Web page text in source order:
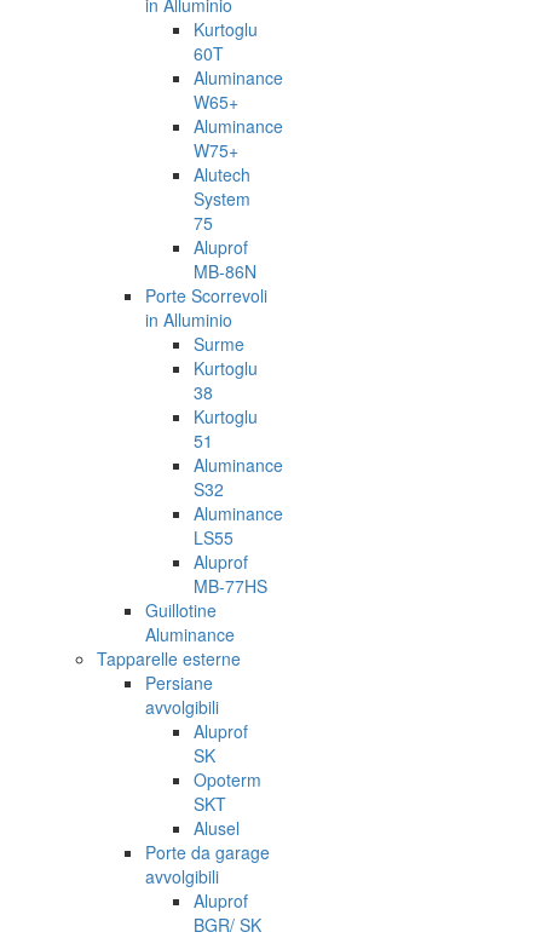
Kurtoglu
60T
Aluminance
W65+
Aluminance
W75+
Alutech
System
75
Aluprof
MB-86N
Porte Scorrevoli
in Alluminio
Surme
Kurtoglu
38
Kurtoglu
51
Aluminance
S32
Aluminance
LS55
Aluprof
MB-77HS
Guillotine
Aluminance
Tapparelle esterne
Persiane
avvolgibili
Aluprof
SK
Opoterm
SKT
Alusel
Porte da garage
avvolgibili
Aluprof
BGR/ SK